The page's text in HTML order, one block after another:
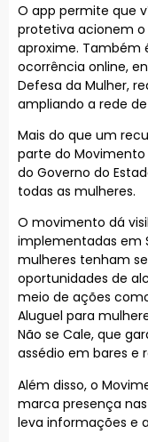
O app permite que
protetiva acionem o
aproxime. Também
ocorrência online,
Defesa da Mulher,
ampliando a rede
Mais do que um
parte do Movimento
do Governo do
todas as mulheres.
O movimento dá
implementadas em
mulheres tenham
oportunidades de
meio de ações
Aluguel para
Não se Cale, que
assédio em bares e
Além disso, o
marca presença
leva informações e